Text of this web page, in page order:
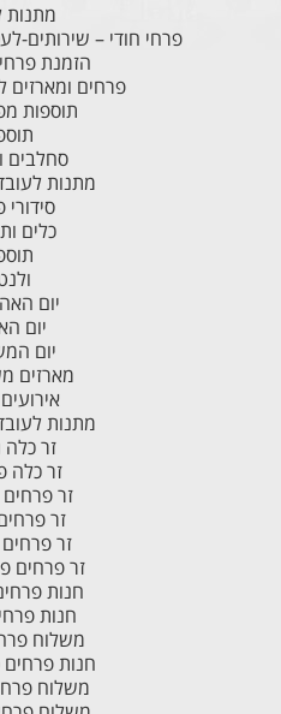
מתנות
פרחי חודי – שירותים-
הזמנת
פרחים
תוספות
סחלבים
מתנות
כלים
יום
יום
יום
מארזים
מתנות
זר כלה
זר כלה
זר
זר
זר
זר פרחים
חנות
חנות
משלוח
חנות
משלוח